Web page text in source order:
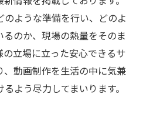
ような準備を行い、どのよ
るのか、現場の熱量をそのま
の立場に立った安心できるサ
、動画制作を生活の中に気兼
よう尽力してまいります。